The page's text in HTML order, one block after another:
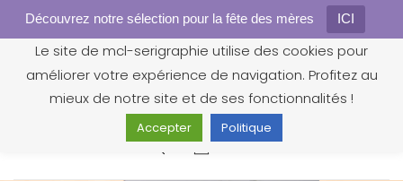
Découvrez notre sélection pour la fête des mères ICI
0
Gestion des cookies
Le site de mcl-serigraphie utilise des cookies pour
améliorer votre expérience de navigation. Profitez au
mieux de notre site et de ses fonctionnalités !
Accepter Politique